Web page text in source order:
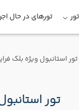
تور تورهای در حال
تور استانبول ویژه بلک
تور